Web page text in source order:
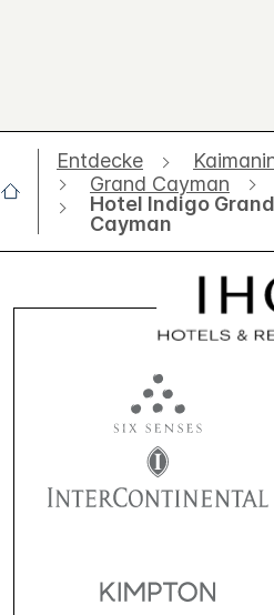
Entdecke
Grand Cayman
Hotel Indigo Grand
Cayman